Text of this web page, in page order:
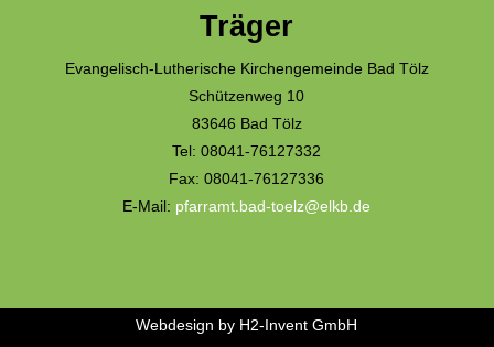
Träger
Evangelisch-Lutherische Kirchengemeinde Bad Tölz
Schützenweg 10
83646 Bad Tölz
Tel: 08041-76127332
Fax: 08041-76127336
E-Mail: pfarramt.bad-toelz@elkb.de
Webdesign by H2-Invent GmbH